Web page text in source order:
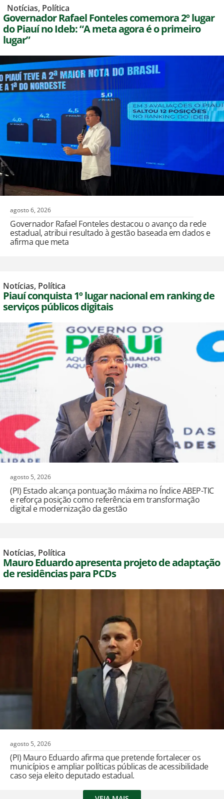
Notícias, Política
Governador Rafael Fonteles comemora 2º lugar
do Piauí no Ideb: “A meta agora é o primeiro
lugar”
agosto 6, 2026
Governador Rafael Fonteles destacou o avanço da rede
estadual, atribui resultado à gestão baseada em dados e
afirma que meta
Notícias, Política
Piauí conquista 1º lugar nacional em ranking de
serviços públicos digitais
agosto 5, 2026
(PI) Estado alcança pontuação máxima no Índice ABEP-TIC
e reforça posição como referência em transformação
digital e modernização da gestão
Notícias, Política
Mauro Eduardo apresenta projeto de adaptação
de residências para PCDs
agosto 5, 2026
(PI) Mauro Eduardo afirma que pretende fortalecer os
municípios e ampliar políticas públicas de acessibilidade
caso seja eleito deputado estadual.